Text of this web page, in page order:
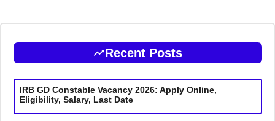
Recent Posts
IRB GD Constable Vacancy 2026: Apply Online,
Eligibility, Salary, Last Date